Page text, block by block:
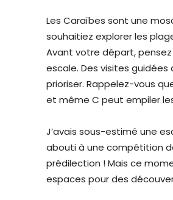
Les Caraïbes sont une
souhaitiez explorer les
Avant votre départ,
escale. Des visites
prioriser. Rappelez-vous
et même C peut empiler
J’avais sous-estimé une
abouti à une compétition
prédilection ! Mais ce
espaces pour des